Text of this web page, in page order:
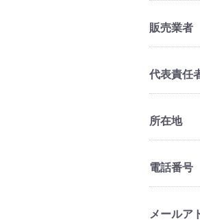
販売業者
代表責任
所在地
電話番号
メールア